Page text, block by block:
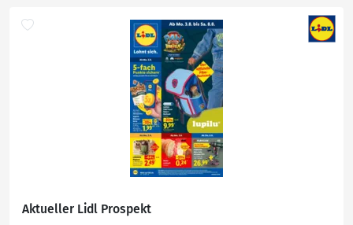
Aktueller Lidl Prospekt